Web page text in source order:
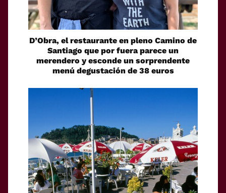
D’Obra, el restaurante en pleno Camino de
Santiago que por fuera parece un
merendero y esconde un sorprendente
menú degustación de 38 euros